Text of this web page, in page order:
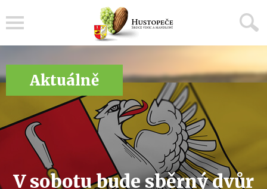
Aktuálně
V sobotu bude sběrný dvůr